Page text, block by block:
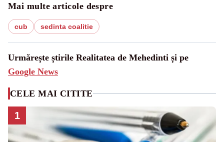
Mai multe articole despre
cub sedinta coalitie
Urmărește știrile Realitatea de Mehedinti și pe
Google News
CELE MAI CITITE
1